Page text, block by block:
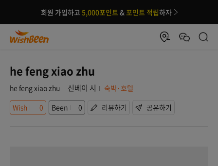
회원 가입하고 5,000포인트 &포인트 적립하자
he feng xiao zhu
he feng xiao zhu 신베이 시
숙박·호텔
Wish
0 Been 0 리뷰하기 공유하기